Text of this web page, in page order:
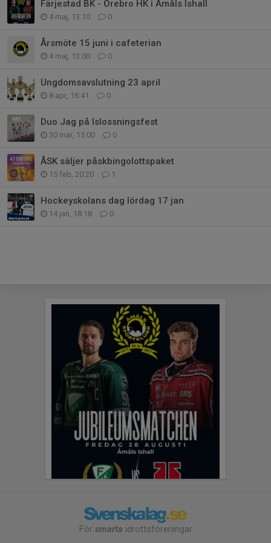
Färjestad BK - Örebro HK i Åmåls Ishall
4 maj, 13:10 0
Årsmöte 15 juni i cafeterian
4 maj, 13:00 0
Ungdomsavslutning 23 april
8 apr, 16:41 0
Duo Jag på Islossningsfest
30 mar, 15:00 0
ÅSK säljer påskbingolottspaket
15 feb, 20:20 1
Hockeyskolans dag lördag 17 jan
14 jan, 18:18 0
För smarta idrottsföreningar